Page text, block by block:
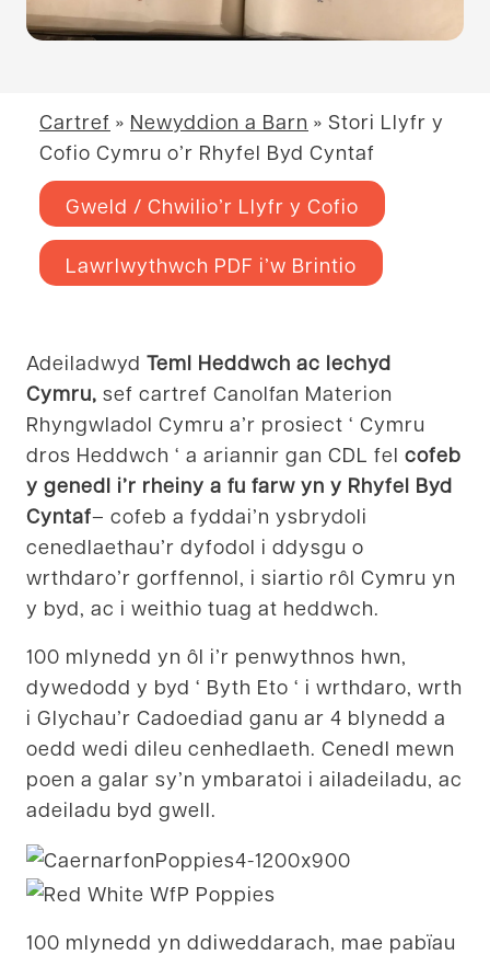
Cartref » Newyddion a Barn » Stori Llyfr y
Cofio Cymru o’r Rhyfel Byd Cyntaf
Gweld / Chwilio’r Llyfr y Cofio
Lawrlwythwch PDF i’w Brintio
Adeiladwyd Teml Heddwch ac Iechyd
Cymru, sef cartref Canolfan Materion
Rhyngwladol Cymru a’r prosiect ‘ Cymru
dros Heddwch ‘ a ariannir gan CDL fel cofeb
y genedl i’r rheiny a fu farw yn y Rhyfel Byd
Cyntaf– cofeb a fyddai’n ysbrydoli
cenedlaethau’r dyfodol i ddysgu o
wrthdaro’r gorffennol, i siartio rôl Cymru yn
y byd, ac i weithio tuag at heddwch.
100 mlynedd yn ôl i’r penwythnos hwn,
dywedodd y byd ‘ Byth Eto ‘ i wrthdaro, wrth
i Glychau’r Cadoediad ganu ar 4 blynedd a
oedd wedi dileu cenhedlaeth. Cenedl mewn
poen a galar sy’n ymbaratoi i ailadeiladu, ac
adeiladu byd gwell.
100 mlynedd yn ddiweddarach, mae pabïau